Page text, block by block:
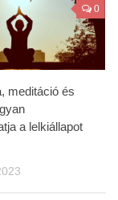
0
meditáció és
a lelkiállapot